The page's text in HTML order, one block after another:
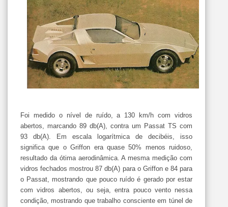
Foi medido o nível de ruído, a 130 km/h com vidros
abertos, marcando 89 db(A), contra um Passat TS com
93 db(A). Em escala logarítmica de decibéis, isso
significa que o Griffon era quase 50% menos ruidoso,
resultado da ótima aerodinâmica. A mesma medição com
vidros fechados mostrou 87 db(A) para o Griffon e 84 para
o Passat, mostrando que pouco ruído é gerado por estar
com vidros abertos, ou seja, entra pouco vento nessa
condição, mostrando que trabalho consciente em túnel de